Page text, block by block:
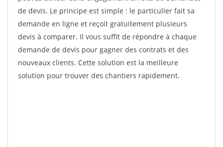
de devis. Le principe est simple : le particulier fait sa
demande en ligne et reçoit gratuitement plusieurs
devis à comparer. Il vous suffit de répondre à chaque
demande de devis pour gagner des contrats et des
nouveaux clients. Cette solution est la meilleure
solution pour trouver des chantiers rapidement.